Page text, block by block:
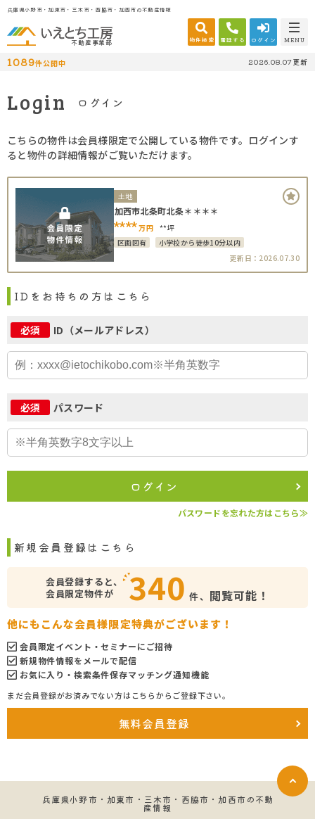
兵庫県小野市・加東市・三木市・西脇市・加西市の不動産情報
不動産事業部 物件検索 電話する ログイン MENU
1089件公開中 2026.08.07更新
Login ログイン
こちらの物件は会員様限定で公開している物件です。ログインす
ると物件の詳細情報がご覧いただけます。
土地
加西市北条町北条＊＊＊＊
****万円 **坪
区画図有
小学校から徒歩10分以内
更新日：2026.07.30
IDをお持ちの方はこちら
必須 ID（メールアドレス）
必須 パスワード
ログイン
パスワードを忘れた方はこちら≫
新規会員登録はこちら
会員登録すると、
会員限定物件が
340 件、 閲覧可能！
他にもこんな会員様限定特典がございます！
会員限定イベント・セミナーにご招待
新規物件情報をメールで配信
お気に入り・検索条件保存マッチング通知機能
まだ会員登録がお済みでない方はこちらからご登録下さい。
無料会員登録
兵庫県小野市・加東市・三木市・西脇市・加西市の不動
産情報